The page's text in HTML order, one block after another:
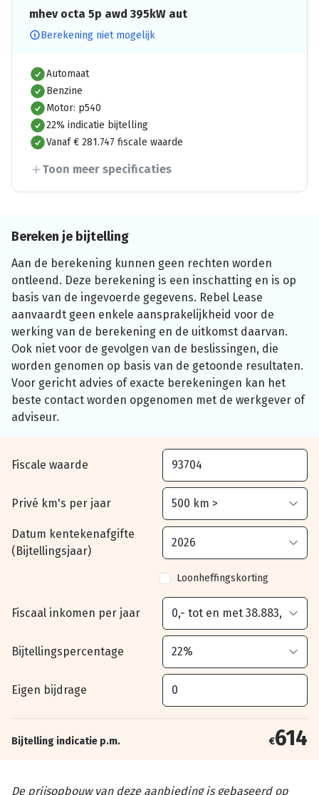
mhev octa 5p awd 395kW aut
Berekening niet mogelijk
Automaat
Benzine
Motor: p540
22% indicatie bijtelling
Vanaf € 281.747 fiscale waarde
Toon meer specificaties
Bereken je bijtelling
Aan de berekening kunnen geen rechten worden
ontleend. Deze berekening is een inschatting en is op
basis van de ingevoerde gegevens. Rebel Lease
aanvaardt geen enkele aansprakelijkheid voor de
werking van de berekening en de uitkomst daarvan.
Ook niet voor de gevolgen van de beslissingen, die
worden genomen op basis van de getoonde resultaten.
Voor gericht advies of exacte berekeningen kan het
beste contact worden opgenomen met de werkgever of
adviseur.
Fiscale waarde
Privé km's per jaar
Datum kentekenafgifte
(Bijtellingsjaar)
Loonheffingskorting
Fiscaal inkomen per jaar
Bijtellingspercentage
Eigen bijdrage
Bijtelling indicatie p.m. €614
De prijsopbouw van deze aanbieding is gebaseerd op